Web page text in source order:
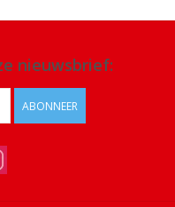
nieuwsbrief:
ABONNEER